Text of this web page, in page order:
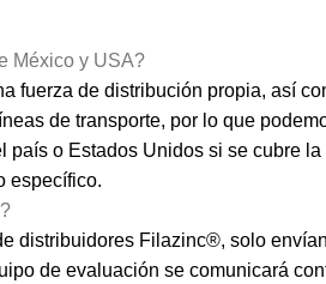
México y USA?
fuerza de distribución propia, así
de transporte, por lo que
país o Estados Unidos si se cubre la
específico.
distribuidores Filazinc®, solo
de evaluación se comunicará